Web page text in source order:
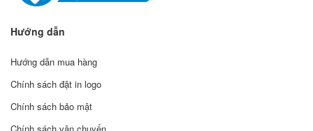
Hướng dẫn
Hướng dẫn mua hàng
Chính sách đặt in logo
Chính sách bảo mật